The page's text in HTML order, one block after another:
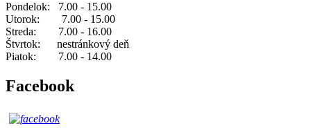
Pondelok: 7.00 - 15.00
Utorok: 7.00 - 15.00
Streda: 7.00 - 16.00
Štvrtok: nestránkový deň
Piatok: 7.00 - 14.00
Facebook